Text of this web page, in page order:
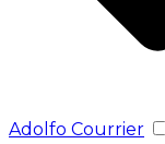
Adolfo Courrier